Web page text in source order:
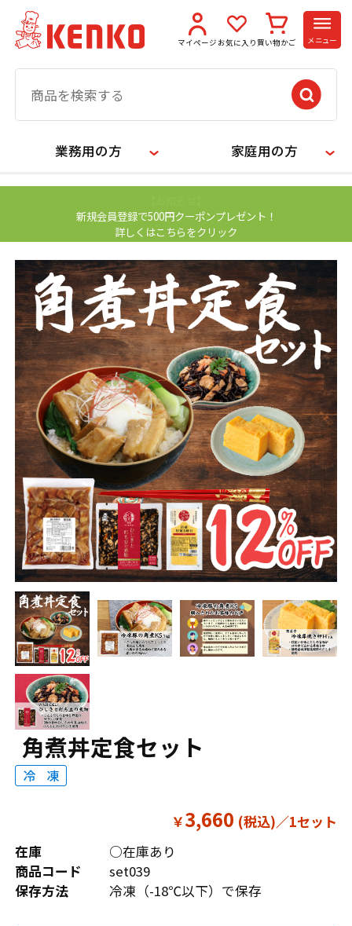
マイページ お気に入り 買い物かご メニュー
業務用の方 家庭用の方
新規会員登録で500円クーポンプレゼント！
詳しくはこちらをクリック
角煮丼定食セット
￥3,660
商品コード set039
在庫 ○在庫あり
保存方法 冷凍（-18℃以下）で保存